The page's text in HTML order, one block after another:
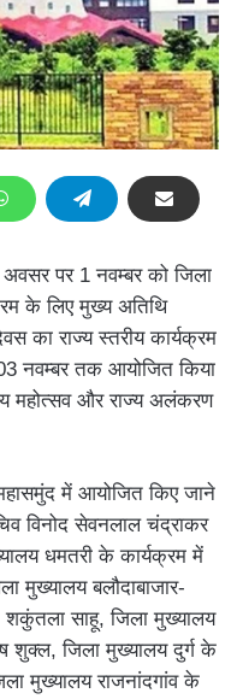
पर 1 नवम्बर को जिला
के लिए मुख्य अतिथि
का राज्य स्तरीय कार्यक्रम
नवम्बर तक आयोजित किया
महोत्सव और राज्य अलंकरण
में आयोजित किए जाने
विनोद सेवनलाल चंद्राकर
धमतरी के कार्यक्रम में
मुख्यालय बलौदाबाजार-
शकुंतला साहू, जिला मुख्यालय
शुक्ल, जिला मुख्यालय दुर्ग के
मुख्यालय राजनांदगांव के